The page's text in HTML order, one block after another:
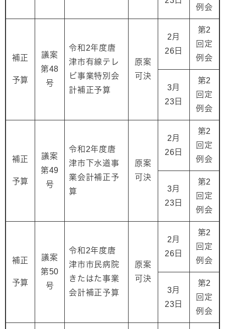
例会
補正
予算
議案
第48
号
令和2年度唐
津市有線テレ
ビ事業特別会
計補正予算
原案
可決
2月
26日
第2
回定
例会
3月
23日
第2
回定
例会
補正
予算
議案
第49
号
令和2年度唐
津市下水道事
業会計補正予
算
原案
可決
2月
26日
第2
回定
例会
3月
23日
第2
回定
例会
補正
予算
議案
第50
号
令和2年度唐
津市市民病院
きたはた事業
会計補正予算
原案
可決
2月
26日
第2
回定
例会
3月
23日
第2
回定
例会